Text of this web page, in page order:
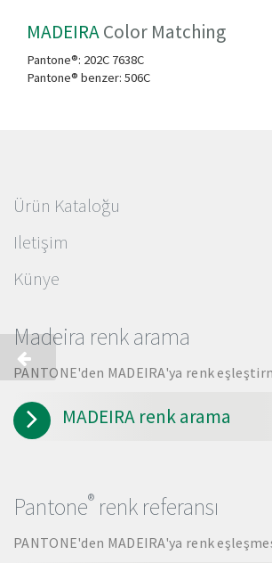
MADEIRAColor Matching
Pantone®: 202C 7638C
Pantone® benzer: 506C
Ürün Kataloğu
Iletişim
Künye
Madeira renk arama
PANTONE'den MADEIRA'ya renk
MADEIRA renk arama
Pantone® renk referansı
PANTONE'den MADEIRA'ya renk